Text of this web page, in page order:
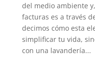
del medio ambiente
facturas es a través
decimos cómo esta
simplificar tu vida,
con una lavandería...